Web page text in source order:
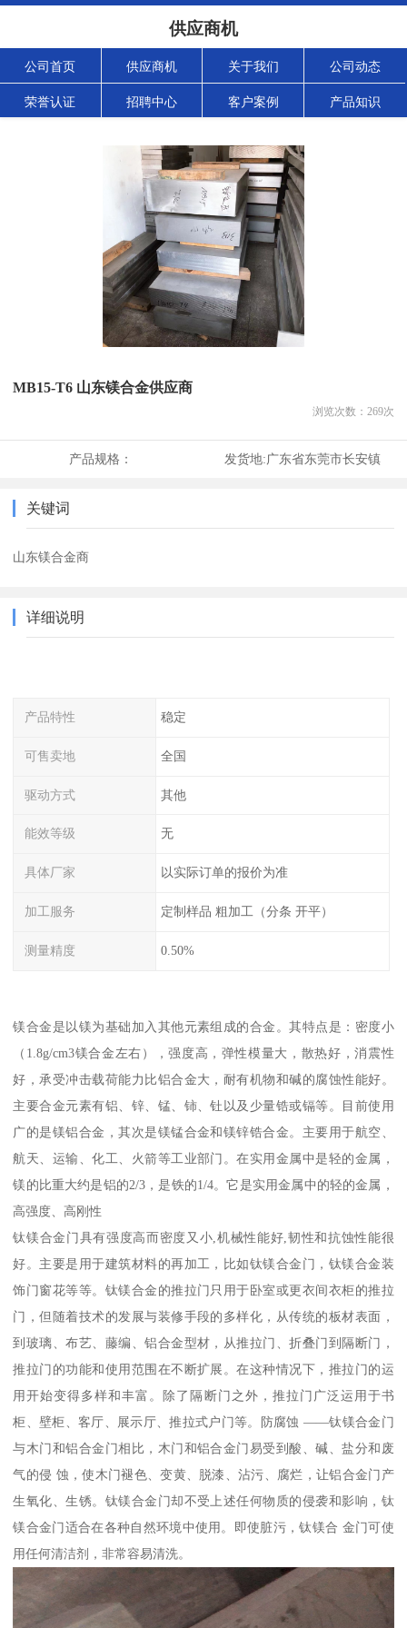
供应商机
公司首页 供应商机 关于我们 公司动态
荣誉认证 招聘中心 客户案例 产品知识
MB15-T6 山东镁合金供应商
浏览次数： 269次
产品规格： 发货地:广东省东莞市长安镇
关键词
山东镁合金商
详细说明
产品特性 稳定
可售卖地 全国
驱动方式 其他
能效等级 无
具体厂家 以实际订单的报价为准
加工服务 定制样品 粗加工（分条 开平）
测量精度 0.50%
镁合金是以镁为基础加入其他元素组成的合金。其特点是：密度小
（1.8g/cm3镁合金左右），强度高，弹性模量大，散热好，消震性
好，承受冲击载荷能力比铝合金大，耐有机物和碱的腐蚀性能好。
主要合金元素有铝、锌、锰、铈、钍以及少量锆或镉等。目前使用
广的是镁铝合金，其次是镁锰合金和镁锌锆合金。主要用于航空、
航天、运输、化工、火箭等工业部门。在实用金属中是轻的金属，
镁的比重大约是铝的2/3，是铁的1/4。它是实用金属中的轻的金属，
高强度、高刚性
钛镁合金门具有强度高而密度又小,机械性能好,韧性和抗蚀性能很
好。主要是用于建筑材料的再加工，比如钛镁合金门，钛镁合金装
饰门窗花等等。钛镁合金的推拉门只用于卧室或更衣间衣柜的推拉
门，但随着技术的发展与装修手段的多样化，从传统的板材表面，
到玻璃、布艺、藤编、铝合金型材，从推拉门、折叠门到隔断门，
推拉门的功能和使用范围在不断扩展。在这种情况下，推拉门的运
用开始变得多样和丰富。除了隔断门之外，推拉门广泛运用于书
柜、壁柜、客厅、展示厅、推拉式户门等。防腐蚀 ——钛镁合金门
与木门和铝合金门相比，木门和铝合金门易受到酸、碱、盐分和废
气的侵 蚀，使木门褪色、变黄、脱漆、沾污、腐烂，让铝合金门产
生氧化、生锈。钛镁合金门却不受上述任何物质的侵袭和影响，钛
镁合金门适合在各种自然环境中使用。即使脏污，钛镁合 金门可使
用任何清洁剂，非常容易清洗。